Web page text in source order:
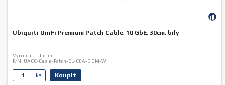
Ubiquiti UniFi Premium Patch Cable, 10 GbE, 30cm, bílý
Výrobce: Ubiquiti
P/N: UACC-Cable-Patch-EL-C6A-0.3M-W
ks. Koupit